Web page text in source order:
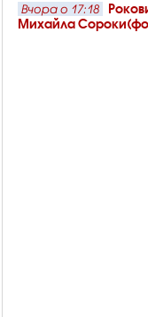
Вчора о 17:18
Михайла